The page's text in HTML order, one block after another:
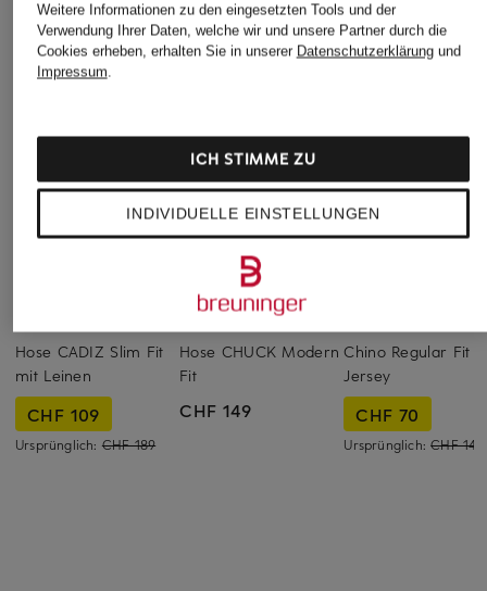
Hose CADIZ Slim Fit
mit Leinen
CHF 109
Ursprünglich: CHF 189
Hose CHUCK Modern
Fit
CHF 149
Chino Regular Fit
Jersey
CHF 70
Ursprünglich:CHF 149
Weitere Informationen zu den eingesetzten Tools und der
Verwendung Ihrer Daten, welche wir und unsere Partner durch die
Cookies erheben, erhalten Sie in unserer Datenschutzerklärungund
Impressum.
INDIVIDUELLE EINSTELLUNGEN
ICH STIMME ZU